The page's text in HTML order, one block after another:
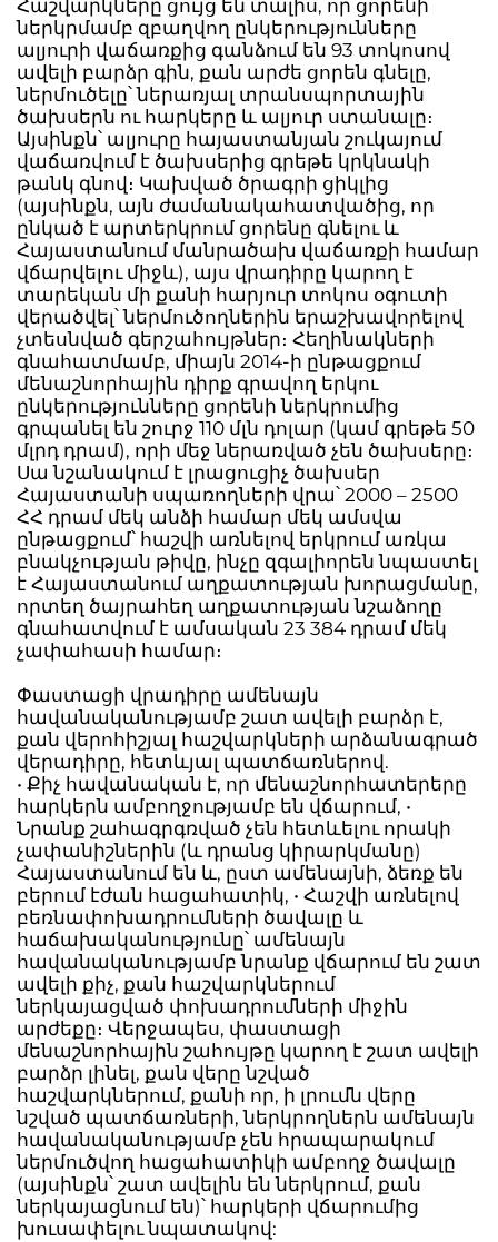
Հաշվարկները ցույց են տալիս, որ ցորենի
ներկրմամբ զբաղվող ընկերությունները
ալյուրի վաճառքից գանձում են 93 տոկոսով
ավելի բարձր գին, քան արժե ցորեն գնելը,
ներմուծելը՝ ներառյալ տրանսպորտային
ծախսերն ու հարկերը և ալյուր ստանալը։
Այսինքն՝ ալյուրը հայաստանյան շուկայում
վաճառվում է ծախսերից գրեթե կրկնակի
թանկ գնով։ Կախված ծրագրի ցիկլից
(այսինքն, այն ժամանակահատվածից, որ
ընկած է արտերկրում ցորենը գնելու և
Հայաստանում մանրածախ վաճառքի համար
վճարվելու միջև), այս վրադիրը կարող է
տարեկան մի քանի հարյուր տոկոս օգուտի
վերածվել՝ ներմուծողներին երաշխավորելով
չտեսնված գերշահույթներ։ Հեղինակների
գնահատմամբ, միայն 2014-ի ընթացքում
մենաշնորհային դիրք գրավող երկու
ընկերությունները ցորենի ներկրումից
գրպանել են շուրջ 110 մլն դոլար (կամ գրեթե 50
մլրդ դրամ), որի մեջ ներառված չեն ծախսերը։
Սա նշանակում է լրացուցիչ ծախսեր
Հայաստանի սպառողների վրա՝ 2000 – 2500
ՀՀ դրամ մեկ անձի համար մեկ ամսվա
ընթացքում՝ հաշվի առնելով երկրում առկա
բնակչության թիվը, ինչը զգալիորեն նպաստել
է Հայաստանում աղքատության խորացմանը,
որտեղ ծայրահեղ աղքատության նշաձողը
գնահատվում է ամսական 23 384 դրամ մեկ
չափահասի համար։
Փաստացի վրադիրը ամենայն
հավանականությամբ շատ ավելի բարձր է,
քան վերոհիշյալ հաշվարկների արձանագրած
վերադիրը, հետևյալ պատճառներով.
• Քիչ հավանական է, որ մենաշնորհատերերը
հարկերն ամբողջությամբ են վճարում, •
Նրանք շահագրգռված չեն հետևելու որակի
չափանիշներին (և դրանց կիրարկմանը)
Հայաստանում են և, ըստ ամենայնի, ձեռք են
բերում էժան հացահատիկ, • Հաշվի առնելով
բեռնափոխադրումների ծավալը և
հաճախականությունը՝ ամենայն
հավանականությամբ նրանք վճարում են շատ
ավելի քիչ, քան հաշվարկներում
ներկայացված փոխադրումների միջին
արժեքը։ Վերջապես, փաստացի
մենաշնորհային շահույթը կարող է շատ ավելի
բարձր լինել, քան վերը նշված
հաշվարկներում, քանի որ, ի լրումն վերը
նշված պատճառների, ներկրողներն ամենայն
հավանականությամբ չեն հրապարակում
ներմուծվող հացահատիկի ամբողջ ծավալը
(այսինքն՝ շատ ավելին են ներկրում, քան
ներկայացնում են)՝ հարկերի վճարումից
խուսափելու նպատակով: